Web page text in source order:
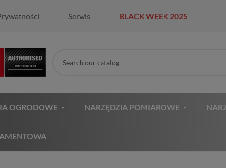
Serwis BLACK WEEK 2025
OGRODOWE NARZĘDZIA POMIAROWE